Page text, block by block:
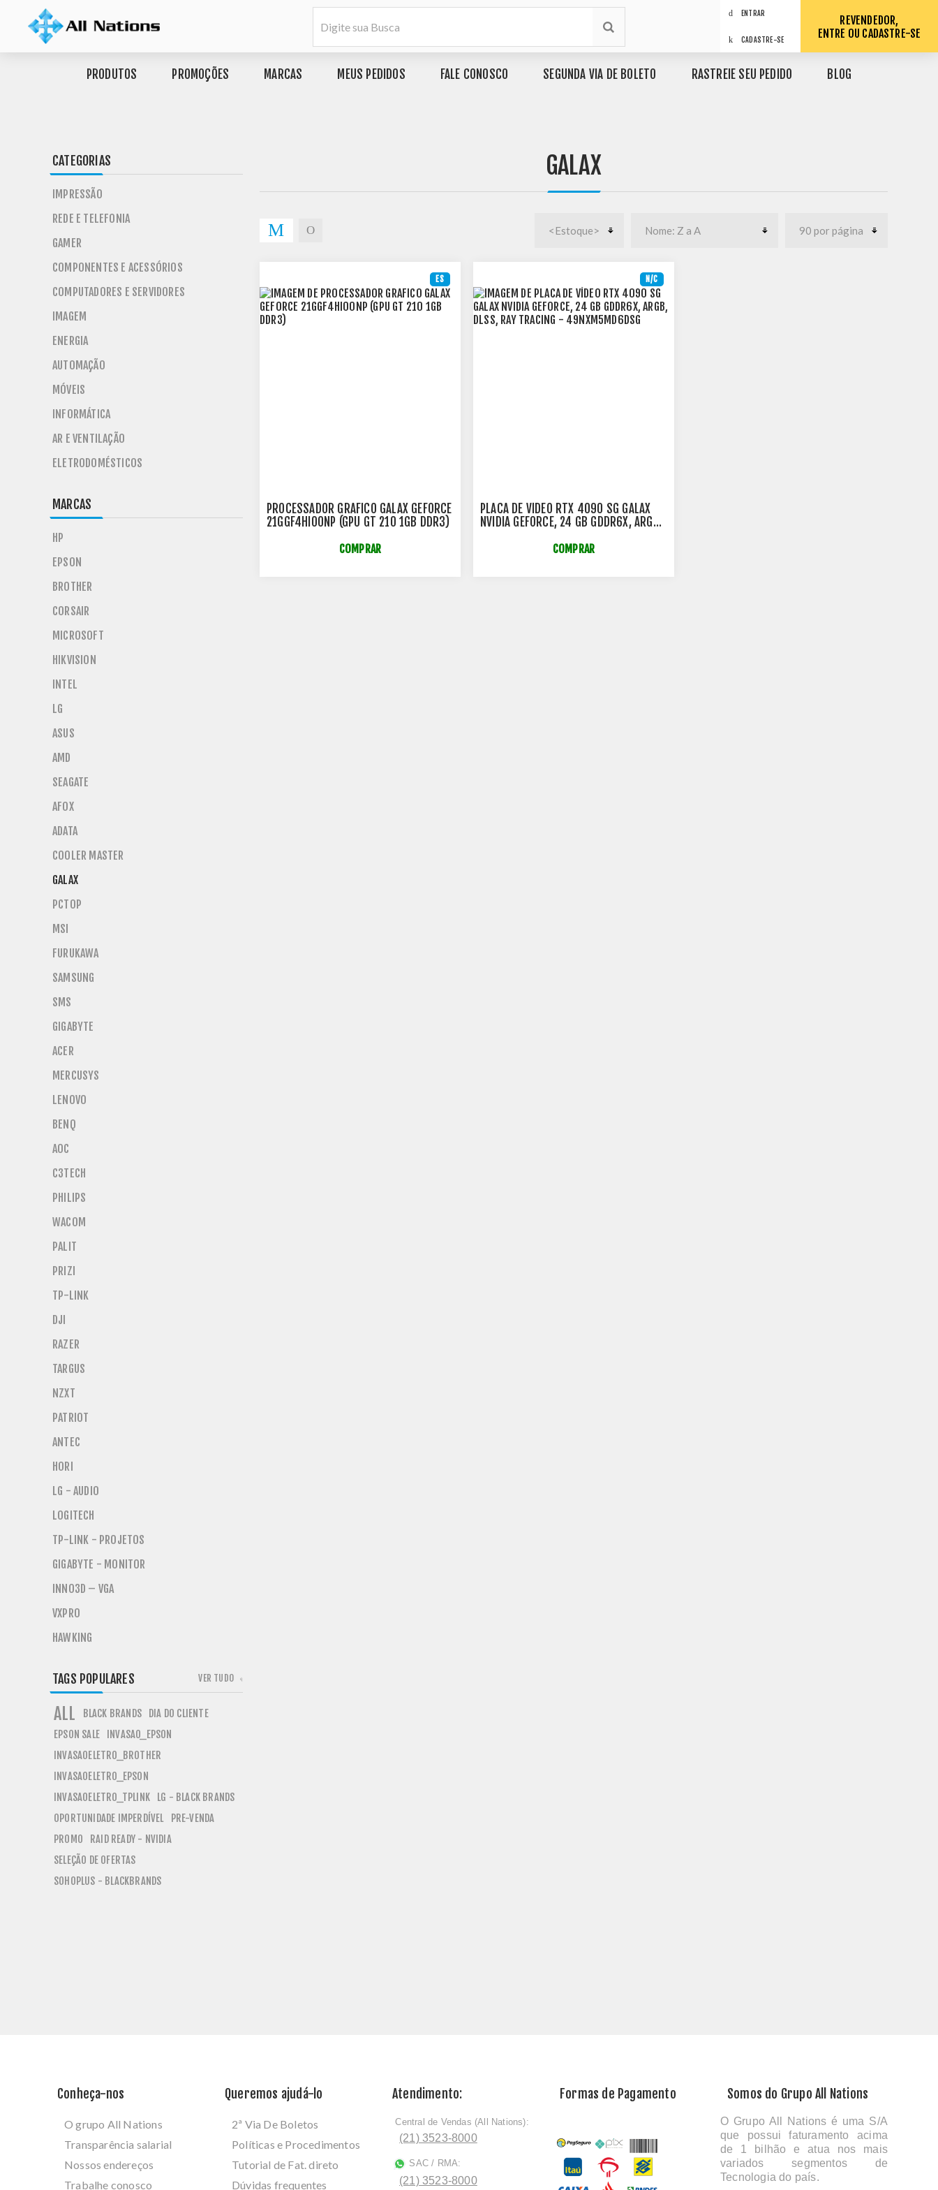
ENTRAR
CADASTRE-SE
REVENDEDOR,
ENTRE OU CADASTRE-SE
PRODUTOS PROMOÇÕES MARCAS MEUS PEDIDOS FALE CONOSCO SEGUNDA VIA DE BOLETO RASTREIE SEU PEDIDO BLOG
GALAX
ES
PROCESSADOR GRAFICO GALAX GEFORCE
21GGF4HI00NP (GPU GT 210 1GB DDR3)
COMPRAR
N/C
PLACA DE VÍDEO RTX 4090 SG GALAX
NVIDIA GEFORCE, 24 GB GDDR6X, ARGB,
COMPRAR
CATEGORIAS
IMPRESSÃO
REDE E TELEFONIA
GAMER
COMPONENTES E ACESSÓRIOS
COMPUTADORES E SERVIDORES
IMAGEM
ENERGIA
AUTOMAÇÃO
MÓVEIS
INFORMÁTICA
AR E VENTILAÇÃO
ELETRODOMÉSTICOS
MARCAS
HP
EPSON
BROTHER
CORSAIR
MICROSOFT
HIKVISION
INTEL
LG
ASUS
AMD
SEAGATE
AFOX
ADATA
COOLER MASTER
GALAX
PCTOP
MSI
FURUKAWA
SAMSUNG
SMS
GIGABYTE
ACER
MERCUSYS
LENOVO
BENQ
AOC
C3TECH
PHILIPS
WACOM
PALIT
PRIZI
TP-LINK
DJI
RAZER
TARGUS
NZXT
PATRIOT
ANTEC
HORI
LG - AUDIO
LOGITECH
TP-LINK - PROJETOS
GIGABYTE - MONITOR
INNO3D – VGA
VXPRO
HAWKING
TAGS POPULARES
ALL BLACK BRANDS DIA DO CLIENTE
EPSON SALE INVASAO_EPSON
INVASAOELETRO_BROTHER
INVASAOELETRO_EPSON
INVASAOELETRO_TPLINK LG - BLACK BRANDS
OPORTUNIDADE IMPERDÍVEL PRE-VENDA
PROMO
RAID READY - NVIDIA
SELEÇÃO DE OFERTAS
SOHOPLUS - BLACKBRANDS
VER TUDO
Conheça-nos
O grupo All Nations
Transparência salarial
Nossos endereços
Trabalhe conosco
Queremos ajudá-lo
2ª Via De Boletos
Políticas e Procedimentos
Tutorial de Fat. direto
Dúvidas frequentes
Atendimento:
ﾠCentral de Vendas (All Nations):
(21) 3523-8000
SAC / RMA:
(21) 3523-8000
Formas de Pagamento Somos do Grupo All Nations
O Grupo All Nations é uma S/A
que possui faturamento acima
de 1 bilhão e atua nos mais
variados segmentos de
Tecnologia do país.